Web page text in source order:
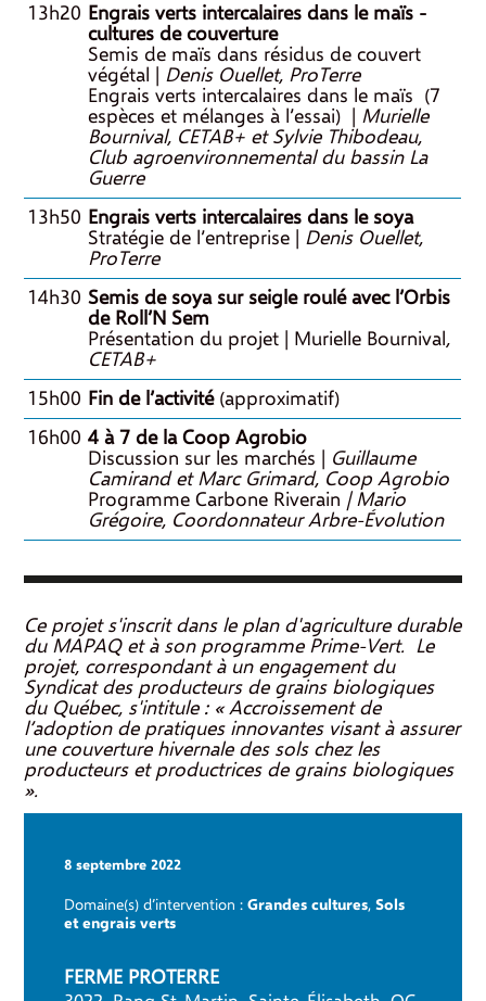
13h20 Engrais verts intercalaires dans le maïs -
cultures de couverture
Semis de maïs dans résidus de couvert
végétal | Denis Ouellet, ProTerre
Engrais verts intercalaires dans le maïs (7
espèces et mélanges à l’essai) | Murielle
Bournival, CETAB+ et Sylvie Thibodeau,
Club agroenvironnemental du bassin La
Guerre
13h50 Engrais verts intercalaires dans le soya
Stratégie de l’entreprise | Denis Ouellet,
ProTerre
14h30 Semis de soya sur seigle roulé avec l’Orbis
de Roll’N Sem
Présentation du projet | Murielle Bournival,
CETAB+
15h00 Fin de l’activité (approximatif)
16h00 4 à 7 de la Coop Agrobio
Discussion sur les marchés | Guillaume
Camirand et Marc Grimard, Coop Agrobio
Programme Carbone Riverain | Mario
Grégoire, Coordonnateur Arbre-Évolution
Ce projet s'inscrit dans le plan d'agriculture durable
du MAPAQ et à son programme Prime-Vert. Le
projet, correspondant à un engagement du
Syndicat des producteurs de grains biologiques
du Québec, s'intitule : « Accroissement de
l’adoption de pratiques innovantes visant à assurer
une couverture hivernale des sols chez les
producteurs et productrices de grains biologiques
».
8 septembre 2022
Domaine(s) d’intervention : Grandes cultures, Sols
et engrais verts
FERME PROTERRE